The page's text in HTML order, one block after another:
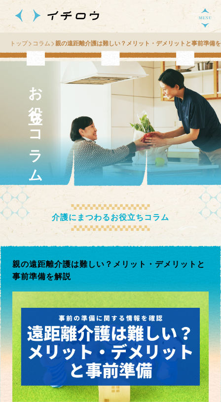
トップ コラム 親の遠距離介護は難しい？メリット・デメリットと事前準備
お役立ちコラム
介護にまつわるお役立ちコラム
親の遠距離介護は難しい？メリット・デメリットと
事前準備を解説